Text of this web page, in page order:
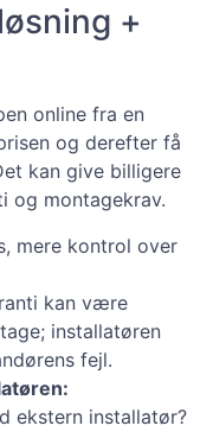
+
online fra en
og derefter få
kan give billigere
og montagekrav.
mere kontrol over
kan være
installatøren
fejl.
ekstern installatør?